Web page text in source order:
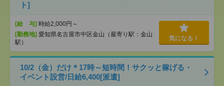
ト]
[給 与] 時給2,000円～
[勤務地] 愛知県名古屋市中区金山（最寄り駅：金山
駅）
気になる！
10/2（金）だけ＊17時～短時間！サクッと稼げる・
イベント設営/日給6,400[派遣]